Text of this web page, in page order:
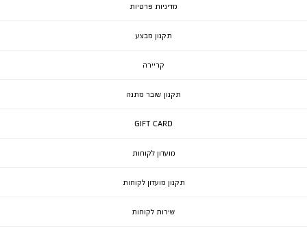
מדיניות פרטיות
תקנון מבצע
קריירה
תקנון שובר מתנה
GIFT CARD
מועדון לקוחות
תקנון מועדון לקוחות
שירות לקוחות